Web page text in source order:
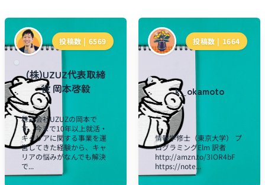
投稿数 | 6569
(株)UZUZ代表取締
役 岡本啓毅
株式会社UZUZの岡本で
す。今まで10年以上就活・
キャリアに関する事業を運
営してきた経験から、キャ
リアの悩みがなんでも解決
で...
投稿数 | 1664
k_okamoto
情報学修士（東京大学） プ
ログラミングElm 訳者
http://amzn.to/3IOR4bF
https://note...